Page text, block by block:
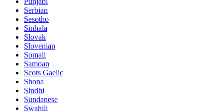
Serbian
Sesotho
Sinhala
Slovak
Slovenian
Somali
Samoan
Scots Gaelic
Shona
Sindhi
Sundanese
Swahili